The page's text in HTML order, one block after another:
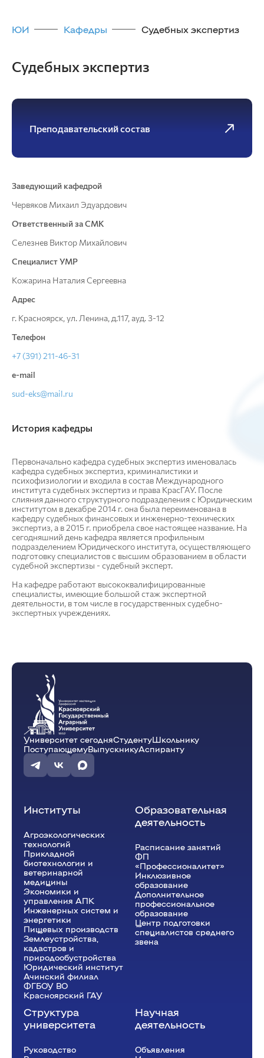
ЮИ Кафедры Судебных экспертиз
Судебных экспертиз
Преподавательский состав
Заведующий кафедрой
Червяков Михаил Эдуардович
Ответственный за СМК
Селезнев Виктор Михайлович
Специалист УМР
Кожарина Наталия Сергеевна
Адрес
г. Красноярск, ул. Ленина, д.117, ауд. 3-12
Телефон
+7 (391) 211-46-31
e-mail
sud-eks@mail.ru
История кафедры
Первоначально кафедра судебных экспертиз именовалась
кафедра судебных экспертиз, криминалистики и
психофизиологии и входила в состав Международного
института судебных экспертиз и права КрасГАУ. После
слияния данного структурного подразделения с Юридическим
институтом в декабре 2014 г. она была переименована в
кафедру судебных финансовых и инженерно-технических
экспертиз, а в 2015 г. приобрела свое настоящее название. На
сегодняшний день кафедра является профильным
подразделением Юридического института, осуществляющего
подготовку специалистов с высшим образованием в области
судебной экспертизы - судебный эксперт.
На кафедре работают высококвалифицированные
специалисты, имеющие большой стаж экспертной
деятельности, в том числе в государственных судебно-
экспертных учреждениях.
Университет сегодняСтудентуШкольнику
ПоступающемуВыпускникуАспиранту
Институты
Агроэкологических
технологий
Прикладной
биотехнологии и
ветеринарной
медицины
Экономики и
управления АПК
Инженерных систем и
энергетики
Пищевых производств
Землеустройства,
кадастров и
природообустройства
Юридический институт
Ачинский филиал
ФГБОУ ВО
Красноярский ГАУ
Образовательная
деятельность
Расписание занятий
ФП
«Профессионалитет»
Инклюзивное
образование
Дополнительное
профессиональное
образование
Центр подготовки
специалистов среднего
звена
Структура
университета
Руководство
Научная
деятельность
Объявления